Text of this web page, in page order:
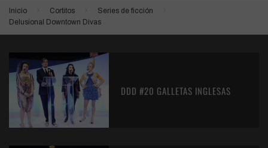
Inicio Cortitos
Series de ficción
Delusional Downtown Divas
DDD #20 GALLETAS INGLESAS